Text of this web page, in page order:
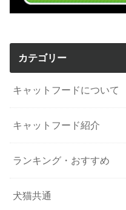
カテゴリー
キャットフードについて
キャットフード紹介
ランキング・おすすめ
犬猫共通